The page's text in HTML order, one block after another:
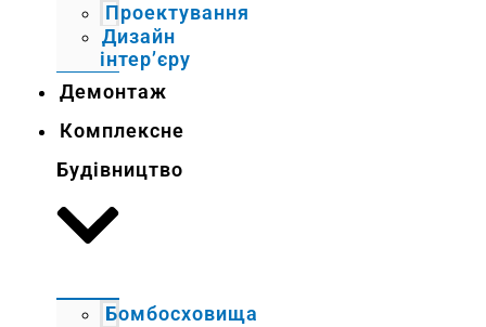
Проектування
Дизайн
інтер’єру
Демонтаж
Комплексне
Будівництво
Бомбосховища